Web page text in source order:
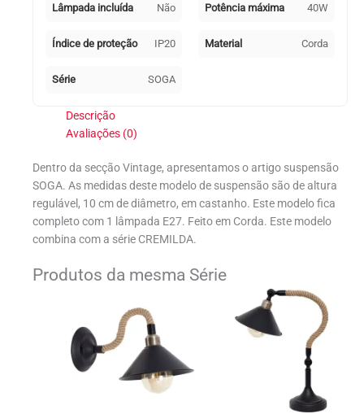
Lâmpada incluída Não Potência máxima 40W
Índice de proteção IP20 Material Corda
Série SOGA
Descrição
Avaliações (0)
Dentro da secção Vintage, apresentamos o artigo suspensão
SOGA. As medidas deste modelo de suspensão são de altura
regulável, 10 cm de diâmetro, em castanho. Este modelo fica
completo com 1 lâmpada E27. Feito em Corda. Este modelo
combina com a série CREMILDA.
Produtos da mesma Série